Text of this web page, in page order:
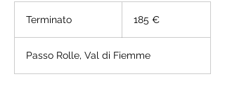
Terminato
m
i
185 €
Passo Rolle, Val di Fiemme